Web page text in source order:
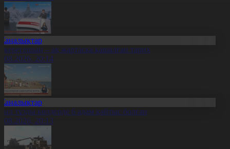
– ақ жартасқа қашалған тарих
20:14
тұзды көлдерде 6 адам қайтыс болған
20:13